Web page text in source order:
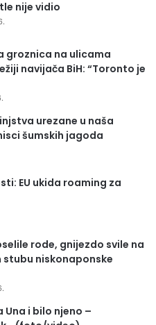
nije vidio
groznica na ulicama
navijača BiH: “Toronto je
urezane u naša
šumskih jagoda
EU ukida roaming za
rode, gnijezdo svile na
niskonaponske
Una i bilo njeno –